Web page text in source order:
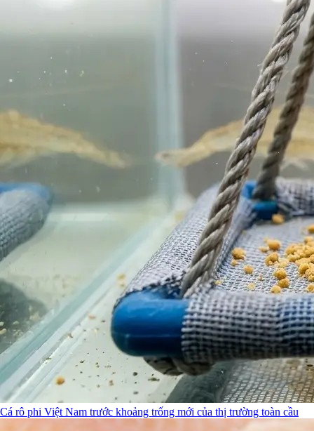
Cá rô phi Việt Nam trước khoảng trống mới của thị trường toàn cầu